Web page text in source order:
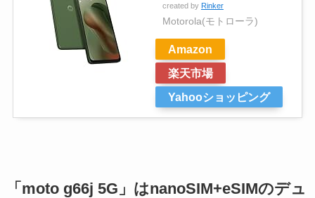
created by Rinker
Motorola(モトローラ)
Amazon
楽天市場
Yahooショッピング
「moto g66j 5G」はnanoSIM+eSIMのデュ